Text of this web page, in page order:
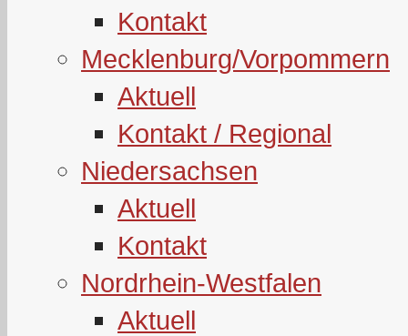
Kontakt
Mecklenburg/Vorpommern
Aktuell
Kontakt / Regional
Niedersachsen
Aktuell
Kontakt
Nordrhein-Westfalen
Aktuell